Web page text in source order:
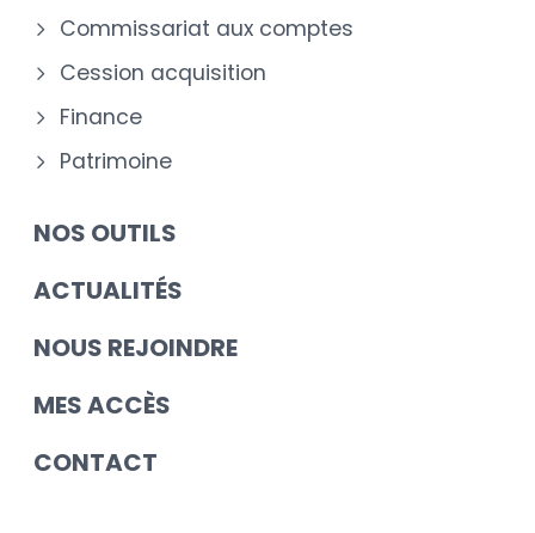
Commissariat aux comptes
Cession acquisition
Finance
Patrimoine
NOS OUTILS
ACTUALITÉS
NOUS REJOINDRE
MES ACCÈS
CONTACT